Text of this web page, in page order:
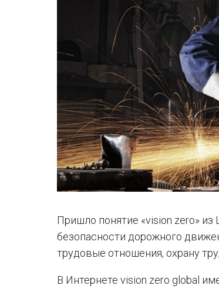
Пришло понятие «vision zero»
безопасности дорожного
трудовые отношения, охрану
В Интернете vision zero global